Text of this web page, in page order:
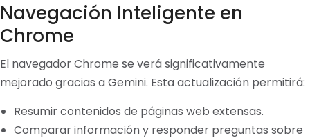
Navegación Inteligente en
Chrome
El navegador Chrome se verá significativamente
mejorado gracias a Gemini. Esta actualización permitirá:
Resumir contenidos de páginas web extensas.
Comparar información y responder preguntas sobre